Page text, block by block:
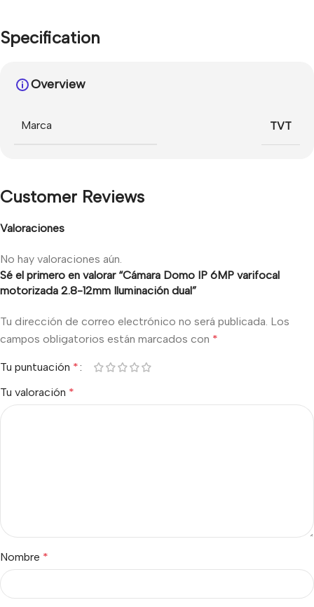
Specification
Overview
Marca TVT
Customer Reviews
Valoraciones
No hay valoraciones aún.
Sé el primero en valorar “Cámara Domo IP 6MP varifocal
motorizada 2.8-12mm Iluminación dual”
Tu dirección de correo electrónico no será publicada. Los
campos obligatorios están marcados con *
Tu puntuación *
Tu valoración *
Nombre *